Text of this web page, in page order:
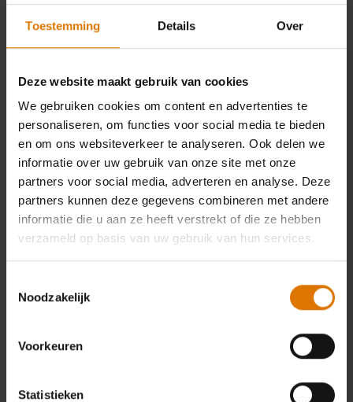
Toestemming Details Over
Deze website maakt gebruik van cookies
We gebruiken cookies om content en advertenties te
personaliseren, om functies voor social media te bieden
en om ons websiteverkeer te analyseren. Ook delen we
informatie over uw gebruik van onze site met onze
partners voor social media, adverteren en analyse. Deze
partners kunnen deze gegevens combineren met andere
informatie die u aan ze heeft verstrekt of die ze hebben
verzameld op basis van uw gebruik van hun services.
Noodzakelijk
Voorkeuren
Statistieken
435, EX-335, EPX-335, EX-435, SX-435,
EPX-435
0.0 (0)
5.699,00 €
Color Options
Zwart